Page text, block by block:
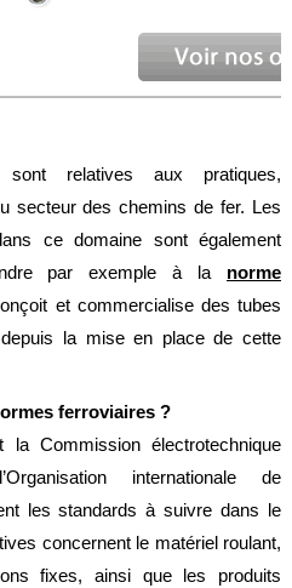
relatives aux pratiques,
secteur des chemins de fer. Les
ce domaine sont également
par exemple à la norme
et commercialise des tubes
la mise en place de cette
ferroviaires ?
la Commission électrotechnique
internationale de
les standards à suivre dans le
concernent le matériel roulant,
fixes, ainsi que les produits